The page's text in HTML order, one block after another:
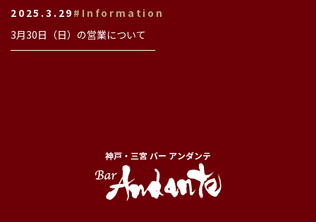
2025.3.29 #Information
3月30日（日）の営業について
神戸・三宮 バー アンダンテ